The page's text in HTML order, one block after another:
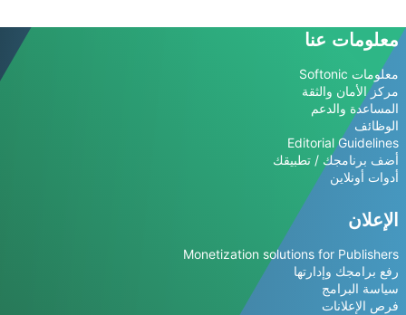
معلومات عنا
معلومات Softonic
مركز الأمان والثقة
المساعدة والدعم
الوظائف
Editorial Guidelines
أضف برنامجك / تطبيقك
أدوات أونلاين
الإعلان
Monetization solutions for Publishers
رفع برامجك وإدارتها
سياسة البرامج
فرص الإعلانات